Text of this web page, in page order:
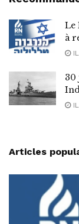
Le
à
IL
30
IL
Articles